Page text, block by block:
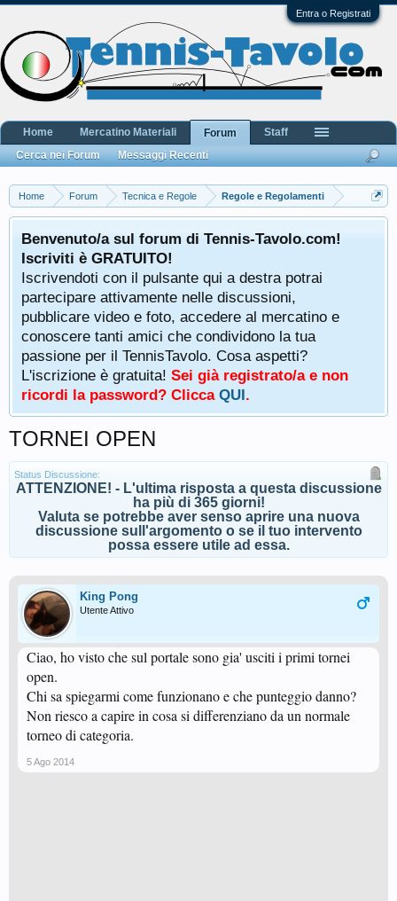
Entra o Registrati
Home Forum Tecnica e Regole Regole e Regolamenti
Benvenuto/a sul forum di Tennis-Tavolo.com!
Iscriviti è GRATUITO!
Iscrivendoti con il pulsante qui a destra potrai
partecipare attivamente nelle discussioni,
pubblicare video e foto, accedere al mercatino e
conoscere tanti amici che condividono la tua
passione per il TennisTavolo. Cosa aspetti?
L'iscrizione è gratuita! Sei già registrato/a e non
ricordi la password? Clicca QUI.
TORNEI OPEN
Status Discussione:
ATTENZIONE! - L'ultima risposta a questa discussione
ha più di 365 giorni!
Valuta se potrebbe aver senso aprire una nuova
discussione sull'argomento o se il tuo intervento
possa essere utile ad essa.
King Pong
Utente Attivo
Ciao, ho visto che sul portale sono gia' usciti i primi tornei
open.
Chi sa spiegarmi come funzionano e che punteggio danno?
Non riesco a capire in cosa si differenziano da un normale
torneo di categoria.
5 Ago 2014
Home Mercatino Materiali
Forum
Cerca nei Forum
Messaggi Recenti
Staff